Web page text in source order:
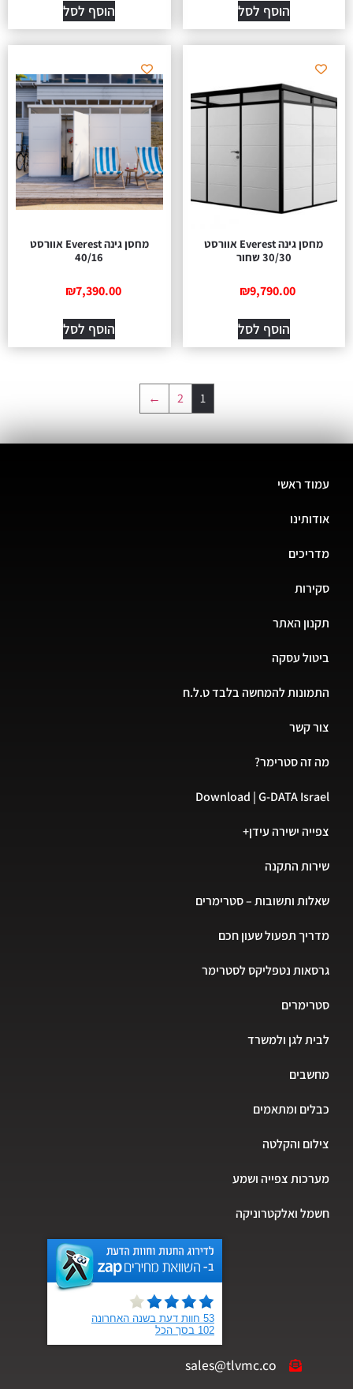
הוסף לסל הוסף לסל
מחסן גינה Everest אוורסט
30/30 שחור
₪9,790.00
הוסף לסל
מחסן גינה Everest אוורסט
40/16
₪7,390.00
הוסף לסל
1
2
←
עמוד ראשי
אודותינו
מדריכים
סקירות
תקנון האתר
ביטול עסקה
התמונות להמחשה בלבד ט.ל.ח
צור קשר
מה זה סטרימר?
Download | G-DATA Israel
צפייה ישירה עידן+
שירות התקנה
שאלות ותשובות – סטרימרים
מדריך תפעול שעון חכם
גרסאות נטפליקס לסטרימר
סטרימרים
לבית לגן ולמשרד
מחשבים
כבלים ומתאמים
צילום והקלטה
מערכות צפייה ושמע
חשמל ואלקטרוניקה
sales@tlvmc.co